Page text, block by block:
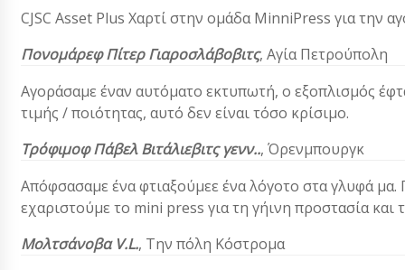
CJSC Asset Plus Χαρτί στην ομάδα MinniPress για την
Πονομάρεφ Πίτερ Γιαροσλάβοβιτς, Αγία Πετρούπολη
Αγοράσαμε έναν αυτόματο εκτυπωτή, ο εξοπλισμός
τιμής / ποιότητας, αυτό δεν είναι τόσο κρίσιμο.
Τρόφιμοφ Πάβελ Βιτάλιεβιτς γενν.., Όρενμπουργκ
Απόφσασαμε ένα φτιαξούμεε ένα λόγοτο στα γλυφά μα.
εχαριστούμε το mini press για τη γήινη προστασία και
Μολτσάνοβα V.L., Την πόλη Κόστρομα